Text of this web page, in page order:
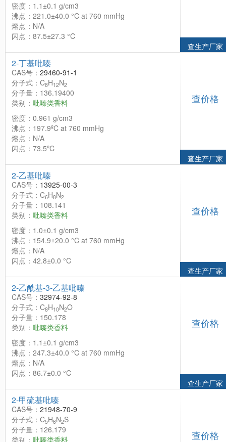
密度：1.1±0.1 g/cm3
沸点：221.0±40.0 °C at 760 mmHg
熔点：N/A
闪点：87.5±27.3 °C
查生产厂家
2-丁基吡嗪
CAS号： 29460-91-1
分子式：C8H12N2
分子量：136.19400
类别： 吡嗪类香料
密度：0.961 g/cm3
沸点：197.9ºC at 760 mmHg
熔点：N/A
闪点：73.5ºC
查价格
查生产厂家
2-乙基吡嗪
CAS号： 13925-00-3
分子式：C6H8N2
分子量：108.141
类别： 吡嗪类香料
密度：1.0±0.1 g/cm3
沸点：154.9±20.0 °C at 760 mmHg
熔点：N/A
闪点：42.8±0.0 °C
查价格
查生产厂家
2-乙酰基-3-乙基吡嗪
CAS号： 32974-92-8
分子式：C8H10N2O
分子量：150.178
类别： 吡嗪类香料
密度：1.1±0.1 g/cm3
沸点：247.3±40.0 °C at 760 mmHg
熔点：N/A
闪点：86.7±0.0 °C
查价格
查生产厂家
2-甲硫基吡嗪
CAS号： 21948-70-9
分子式：C5H6N2S
分子量：126.179
类别： 吡嗪类香料 查价格